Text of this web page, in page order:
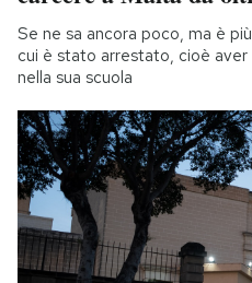
Se ne sa ancora poco, ma è
cui è stato arrestato, cioè
nella sua scuola